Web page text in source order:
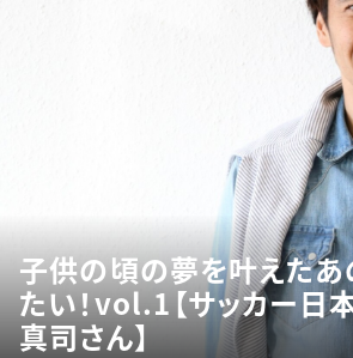
子供の頃の夢を叶えた
たい！vol.1【サッカー日
真司さん】